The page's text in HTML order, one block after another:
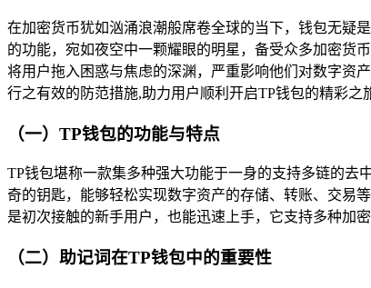
在加密货币犹如汹涌浪潮般席卷全球的当下，钱包无疑
的功能，宛如夜空中一颗耀眼的明星，备受众多加密货
将用户拖入困惑与焦虑的深渊，严重影响他们对数字资
行之有效的防范措施,助力用户顺利开启TP钱包的精彩之
（一）TP钱包的功能与特点
TP钱包堪称一款集多种强大功能于一身的支持多链的去
奇的钥匙，能够轻松实现数字资产的存储、转账、交易
是初次接触的新手用户，也能迅速上手，它支持多种加
（二）助记词在TP钱包中的重要性